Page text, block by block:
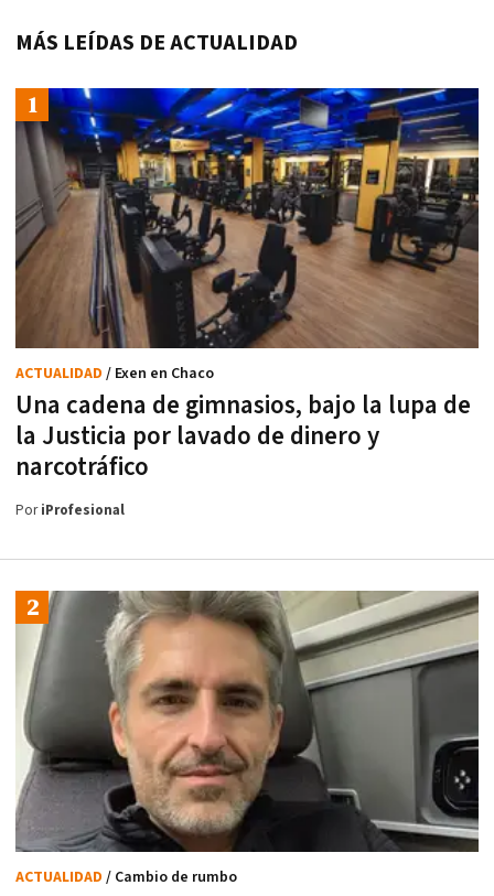
MÁS LEÍDAS DE ACTUALIDAD
Una cadena de gimnasios, bajo la lupa de
la Justicia por lavado de dinero y
narcotráfico
ACTUALIDAD / Exen en Chaco
PoriProfesional
ACTUALIDAD / Cambio de rumbo